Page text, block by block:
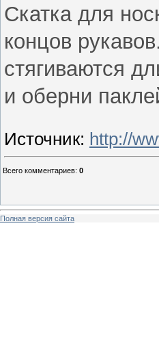
Скатка для
концов
стягиваются
и оберни
Источник: http://
Всего комментариев: 0
Полная версия сайта